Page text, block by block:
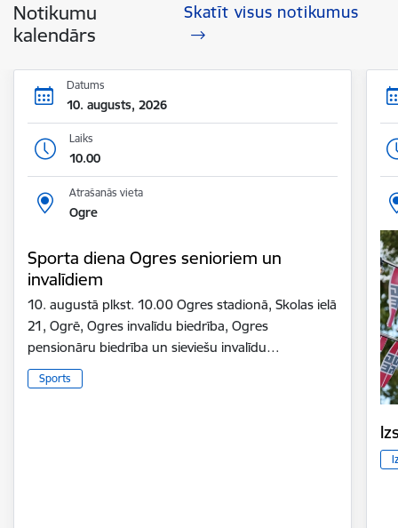
Notikumu
kalendārs
Skatīt visus notikumus
Datums
10. augusts, 2026
Laiks
10.00
Atrašanās vieta
Ogre
Sporta diena Ogres senioriem un
invalīdiem
10. augustā plkst. 10.00 Ogres stadionā, Skolas ielā
21, Ogrē, Ogres invalīdu biedrība, Ogres
pensionāru biedrība un sieviešu invalīdu…
Sports